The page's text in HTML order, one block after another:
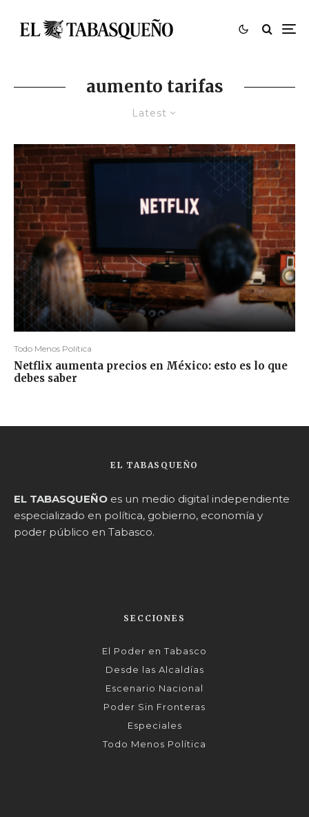
aumento tarifas
Latest
Todo Menos Política
Netflix aumenta precios en México: esto es lo que
debes saber
EL TABASQUEÑO
EL TABASQUEÑO es un medio digital independiente
especializado en política, gobierno, economía y
poder público en Tabasco.
SECCIONES
El Poder en Tabasco
Desde las Alcaldías
Escenario Nacional
Poder Sin Fronteras
Especiales
Todo Menos Política